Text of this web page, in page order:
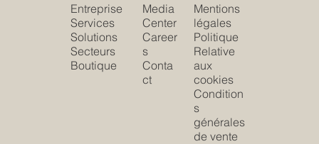
Entreprise
Services
Solutions
Secteurs
Boutique
Media
Center
Career
s
Conta
ct
Mentions
légales
Politique
Relative
aux
cookies
Condition
s
générales
de vente